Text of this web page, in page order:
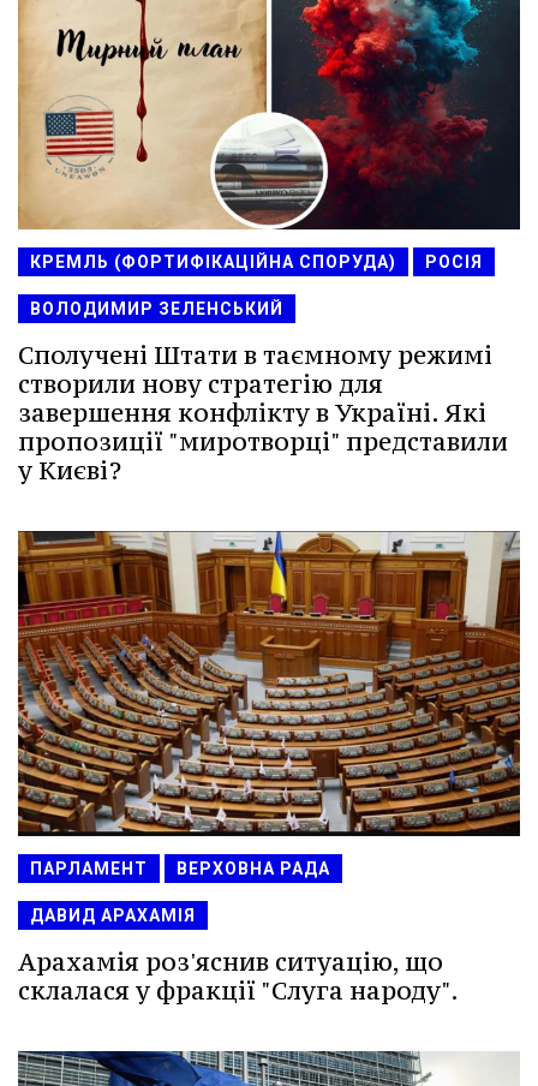
КРЕМЛЬ (ФОРТИФІКАЦІЙНА СПОРУДА) РОСІЯ
ВОЛОДИМИР ЗЕЛЕНСЬКИЙ
Сполучені Штати в таємному режимі
створили нову стратегію для
завершення конфлікту в Україні. Які
пропозиції "миротворці" представили
у Києві?
ПАРЛАМЕНТ ВЕРХОВНА РАДА
ДАВИД АРАХАМІЯ
Арахамія роз'яснив ситуацію, що
склалася у фракції "Слуга народу".